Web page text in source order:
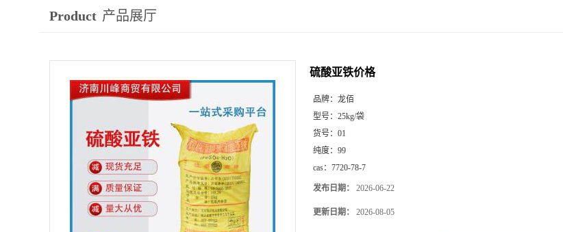
Product 产品展厅
硫酸亚铁价格
品牌： 龙佰
型号： 25kg/袋
货号： 01
纯度： 99
cas： 7720-78-7
发布日期： 2026-06-22
更新日期： 2026-08-05